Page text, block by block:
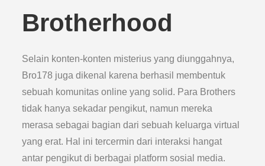
Brotherhood
Selain konten-konten misterius yang diunggahnya,
Bro178 juga dikenal karena berhasil membentuk
sebuah komunitas online yang solid. Para Brothers
tidak hanya sekadar pengikut, namun mereka
merasa sebagai bagian dari sebuah keluarga virtual
yang erat. Hal ini tercermin dari interaksi hangat
antar pengikut di berbagai platform sosial media.